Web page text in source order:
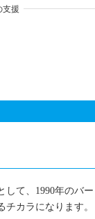
支援
て、1990年のバ
カラになります。